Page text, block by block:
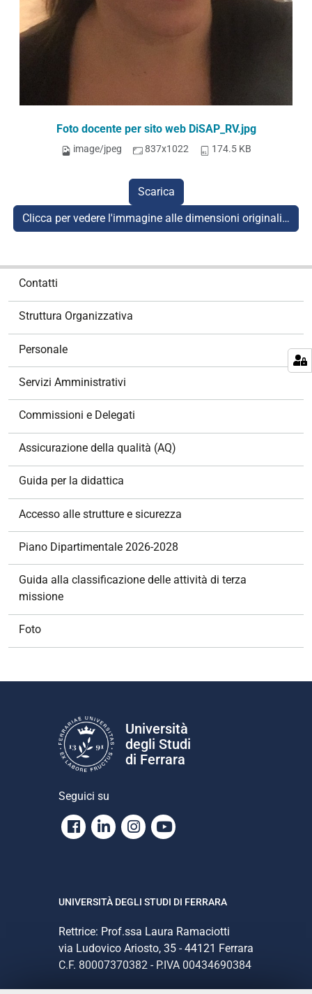
Foto docente per sito web DiSAP_RV.jpg
image/jpeg 837x1022 174.5 KB
Scarica
Clicca per vedere l'immagine alle dimensioni originali…
Contatti
Struttura Organizzativa
Personale
Servizi Amministrativi
Commissioni e Delegati
Assicurazione della qualità (AQ)
Guida per la didattica
Accesso alle strutture e sicurezza
Piano Dipartimentale 2026-2028
Guida alla classificazione delle attività di terza
missione
Foto
Università
degli Studi
di Ferrara
Seguici su
Facebook
LinkedinInstagram
Youtube
UNIVERSITÀ DEGLI STUDI DI FERRARA
Rettrice: Prof.ssa Laura Ramaciotti
via Ludovico Ariosto, 35 - 44121 Ferrara
C.F. 80007370382 - P.IVA 00434690384